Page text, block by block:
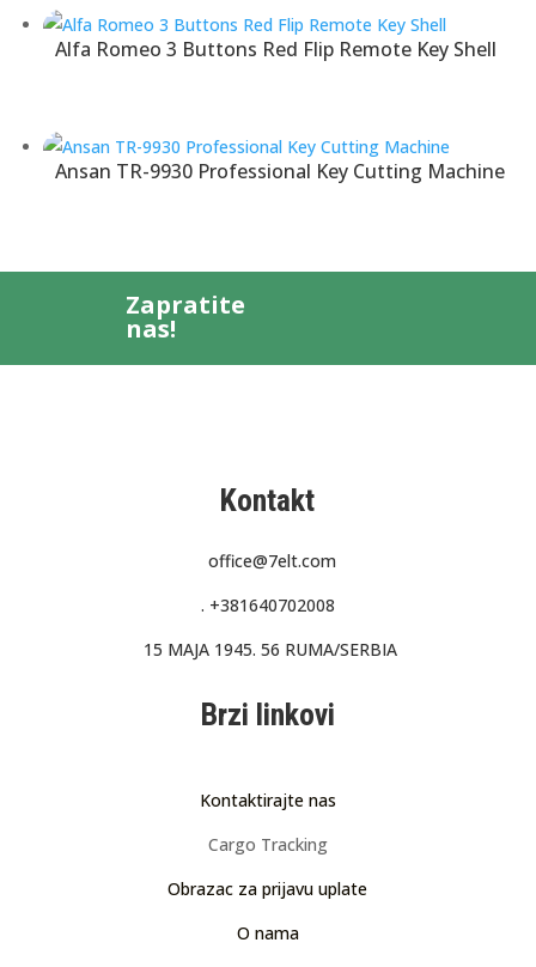
Alfa Romeo 3 Buttons Red Flip Remote Key Shell
Ansan TR-9930 Professional Key Cutting Machine
Zapratite
nas!
Kontakt
office@7elt.com
. +381640702008
15 MAJA 1945. 56 RUMA/SERBIA
Brzi linkovi
Kontaktirajte nas
Cargo Tracking
Obrazac za prijavu uplate
O nama